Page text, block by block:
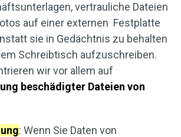
vertrauliche Dateien
auf einer externen Festplatte
sie in Gedächtnis zu behalten
Schreibtisch aufzuschreiben.
wir vor allem auf
beschädigter Dateien von
: Wenn Sie Daten von